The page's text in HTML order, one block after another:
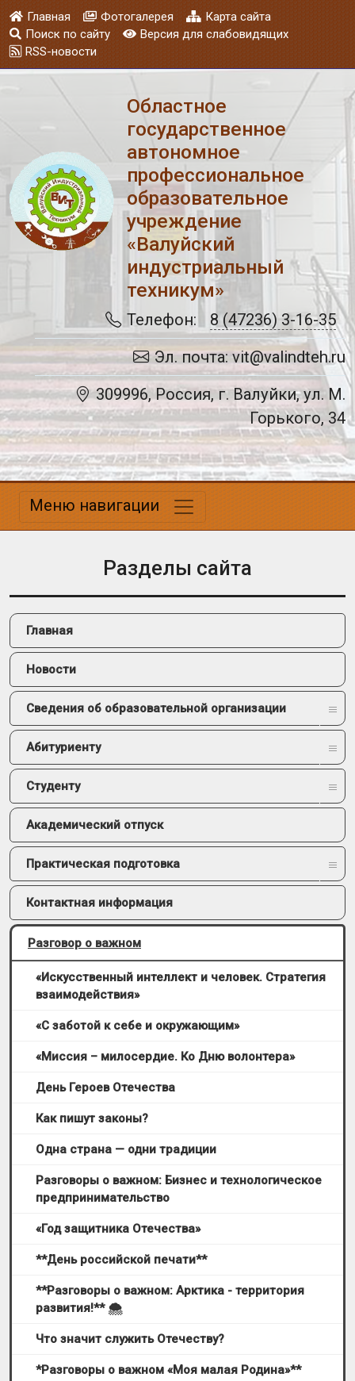
Главная Фотогалерея
Карта сайта
Поиск по сайту
Версия для слабовидящих
RSS-новости
Областное
государственное
автономное
профессиональное
образовательное
учреждение
«Валуйский
индустриальный
техникум»
Телефон:
8 (47236) 3-16-35
Эл. почта: vit@valindteh.ru
309996, Россия, г. Валуйки, ул. М.
Горького, 34
Меню навигации
Разделы сайта
Главная
Новости
Сведения об образовательной организации
Абитуриенту
Студенту
Академический отпуск
Практическая подготовка
Контактная информация
Разговор о важном
«Искусственный интеллект и человек. Стратегия
взаимодействия»
«С заботой к себе и окружающим»
«Миссия – милосердие. Ко Дню волонтера»
День Героев Отечества
Как пишут законы?
Одна страна — одни традиции
Разговоры о важном: Бизнес и технологическое
предпринимательство
«Год защитника Отечества»
**День российской печати**
**Разговоры о важном: Арктика - территория
развития!** 🌨
Что значит служить Отечеству?
*Разговоры о важном «Моя малая Родина»**